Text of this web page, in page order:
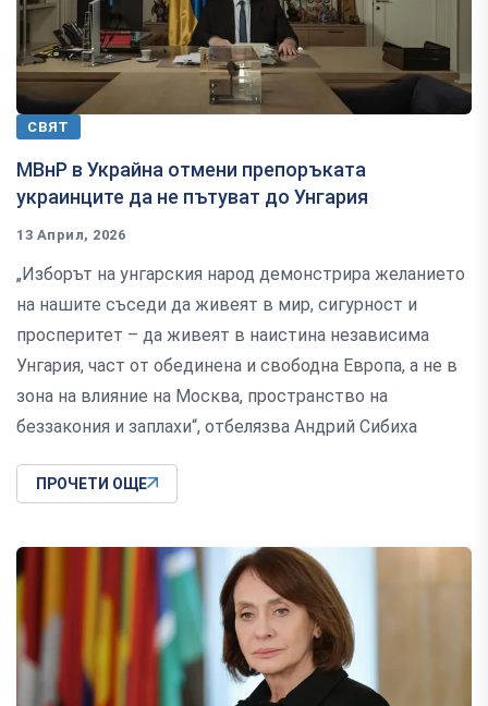
СВЯТ
МВнР в Украйна отмени препоръката
украинците да не пътуват до Унгария
13 Април, 2026
„Изборът на унгарския народ демонстрира желанието
на нашите съседи да живеят в мир, сигурност и
просперитет – да живеят в наистина независима
Унгария, част от обединена и свободна Европа, а не в
зона на влияние на Москва, пространство на
беззакония и заплахи“, отбелязва Андрий Сибиха
ПРОЧЕТИ ОЩЕ